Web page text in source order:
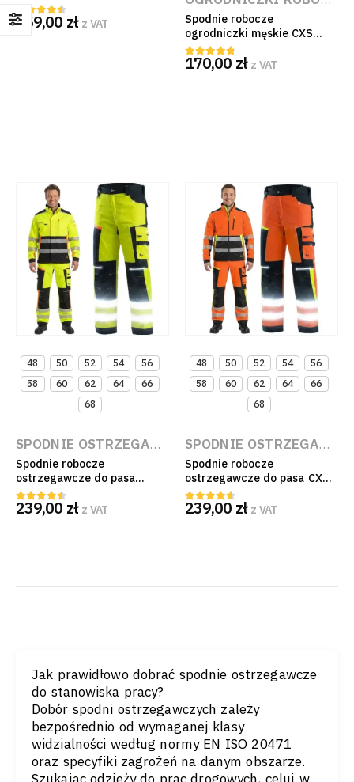
żółte HV z tkaniny Beaver
250g/m2 Kat. I
4.50out of 5
159,00 zł z VAT
Spodnie robocze
ogrodniczki męskie CXS
Brighton wzmacniane
czarno-żółte odblaskowe EN
ISO 13688
4.67out of 5
170,00zł z VAT
48 50 52 54
56
58
60 62 64
66
68
SPODNIE OSTRZEGAWCZE ,ODZIEŻ
Spodnie robocze
ostrzegawcze do pasa
Benson żółte CXS
wzmocnienia CORDURA EN
ISO 20471
4.50out of 5
239,00 zł z VAT
48 50 52 54
56
58
60 62 64
66
68
SPODNIE OSTRZEGAWCZE
Spodnie robocze
ostrzegawcze do pasa CXS
Benson pomarańczowe EN
ISO 20471 CORDURA
4.50out of 5
239,00 zł z VAT
Jak prawidłowo dobrać spodnie ostrzegawcze
do stanowiska pracy?
Dobór spodni ostrzegawczych zależy
bezpośrednio od wymaganej klasy
widzialności według normy EN ISO 20471
oraz specyfiki zagrożeń na danym obszarze.